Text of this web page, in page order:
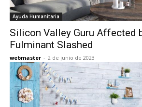
Ayuda Humanitaria
Silicon Valley Guru Affected
Fulminant Slashed
webmaster - 2 de junio de 2023